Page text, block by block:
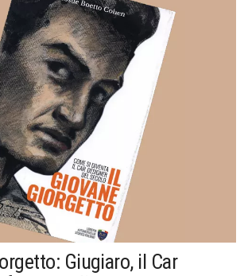
Giugiaro, il Car